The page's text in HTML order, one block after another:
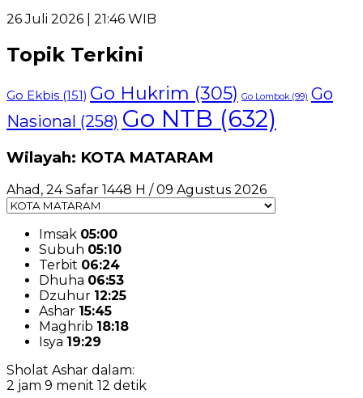
26 Juli 2026 | 21:46 WIB
Topik Terkini
Go Ekbis (151) Go Hukrim (305) Go Lombok(99) Go
Nasional (258) Go NTB (632)
Wilayah: KOTA MATARAM
Ahad, 24 Safar 1448 H / 09 Agustus 2026
Imsak 05:00
Subuh 05:10
Terbit 06:24
Dhuha 06:53
Dzuhur 12:25
Ashar 15:45
Maghrib 18:18
Isya 19:29
Sholat Ashar dalam:
2 jam 9 menit 11 detik